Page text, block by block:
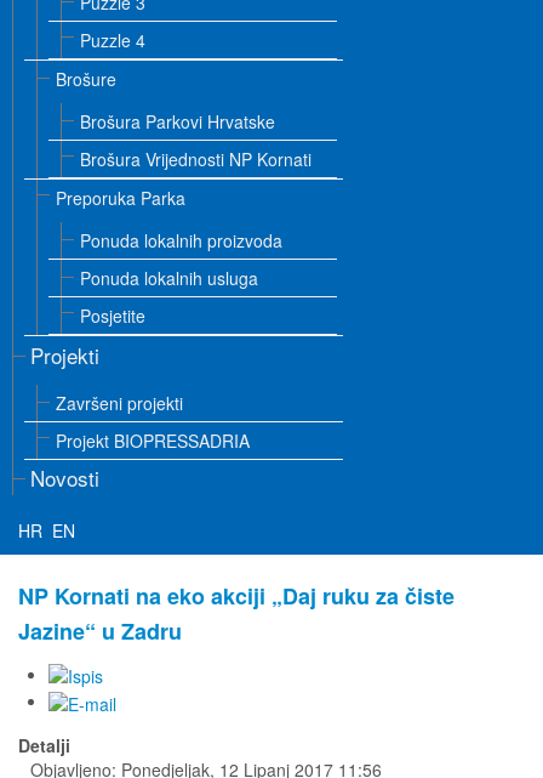
Puzzle 4
Brošure
Brošura Parkovi Hrvatske
Brošura Vrijednosti NP Kornati
Preporuka Parka
Ponuda lokalnih proizvoda
Ponuda lokalnih usluga
Posjetite
Projekti
Završeni projekti
Projekt BIOPRESSADRIA
Novosti
HR EN
NP Kornati na eko akciji „Daj ruku za čiste
Jazine“ u Zadru
Detalji
Objavljeno: Ponedjeljak, 12 Lipanj 2017 11:56